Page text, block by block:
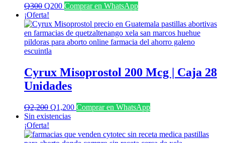
Q300 El
precio
original
era:
Q300.
Q200El
actual
es:
Q200.
Comprar en WhatsApp
¡Oferta!
Cyrux Misoprostol 200 Mcg | Caja 28
Unidades
Q2,200 El
precio
era:
Q1,200El
es:
Comprar en WhatsApp
Sin existencias
¡Oferta!